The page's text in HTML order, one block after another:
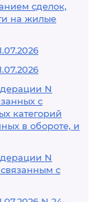
сделок,
на жилые
N
с
категорий
в обороте, и
N
с